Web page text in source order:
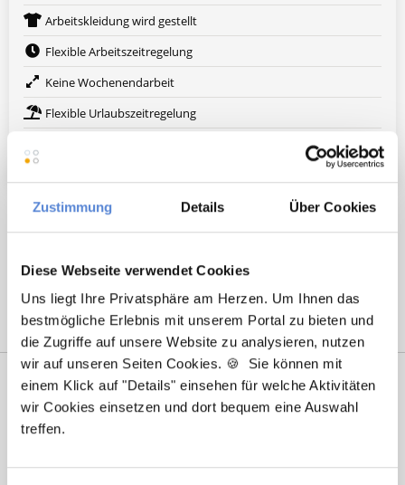
Zustimmung Details Über Cookies
Diese Webseite verwendet Cookies
Uns liegt Ihre Privatsphäre am Herzen. Um Ihnen das
bestmögliche Erlebnis mit unserem Portal zu bieten und
die Zugriffe auf unsere Website zu analysieren, nutzen
wir auf unseren Seiten Cookies. 🍪 Sie können mit
einem Klick auf "Details" einsehen für welche Aktivitäten
wir Cookies einsetzen und dort bequem eine Auswahl
treffen.
Arbeitskleidung wird gestellt
Flexible Arbeitszeitregelung
Keine Wochenendarbeit
Flexible Urlaubszeitregelung
Hier finden Sie aktuelle Stellenangebote in Ihrer
Wunschregion:
Essen|Mönchengladbach|Münster|Wuppertal